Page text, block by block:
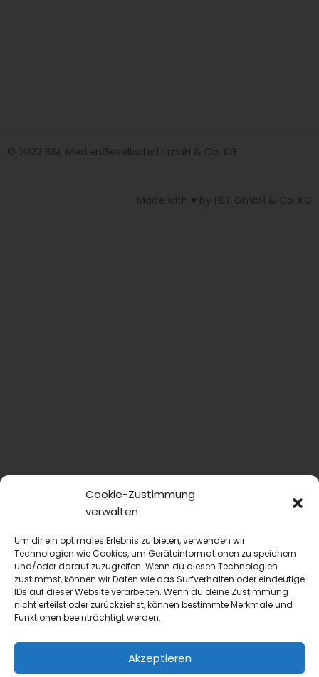
Cookie-Zustimmung
verwalten
Um dir ein optimales Erlebnis zu bieten, verwenden wir
Technologien wie Cookies, um Geräteinformationen zu speichern
und/oder darauf zuzugreifen. Wenn du diesen Technologien
zustimmst, können wir Daten wie das Surfverhalten oder eindeutige
IDs auf dieser Website verarbeiten. Wenn du deine Zustimmung
nicht erteilst oder zurückziehst, können bestimmte Merkmale und
Funktionen beeinträchtigt werden.
Akzeptieren
© 2022 B&L MedienGesellschaft mbH & Co. KG
Made with ♥ by HLT GmbH & Co. KG